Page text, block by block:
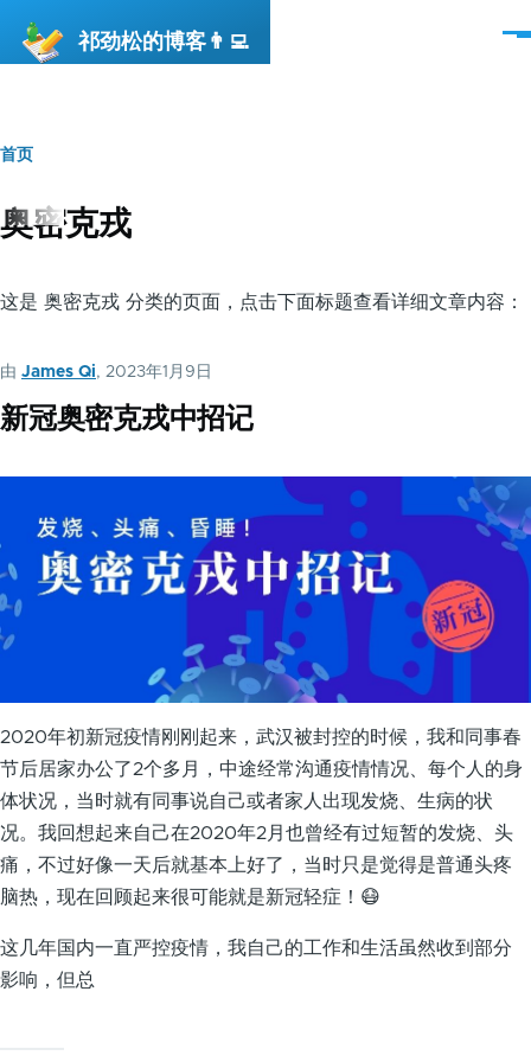
祁劲松的博客👨‍💻
菜
面
包
屑
首页
奥密克戎
这是 奥密克戎 分类的页面，点击下面标题查看详细文章内容：
由 James Qi, 2023年1月9日
新冠奥密克戎中招记
2020年初新冠疫情刚刚起来，武汉被封控的时候，我和同事春
节后居家办公了2个多月，中途经常沟通疫情情况、每个人的身
体状况，当时就有同事说自己或者家人出现发烧、生病的状
况。我回想起来自己在2020年2月也曾经有过短暂的发烧、头
痛，不过好像一天后就基本上好了，当时只是觉得是普通头疼
脑热，现在回顾起来很可能就是新冠轻症！😷
这几年国内一直严控疫情，我自己的工作和生活虽然收到部分
影响，但总